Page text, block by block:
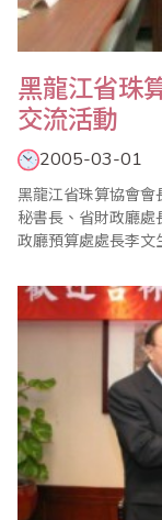
黑龍江省珠
交流活動
2005-03-01
黑龍江省珠算協會會
秘書長、省財政廳
政廳預算處處長李文
局局長鄧曉軍、黑龍
局長翟春玉、黑龍
輯董偉明、黑龍江省